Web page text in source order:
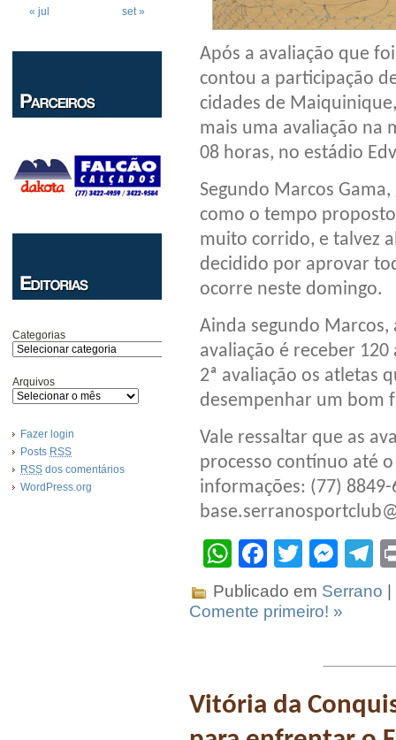
« jul set »
Categorias
Arquivos
Fazer login
Posts RSS
RSS dos comentários
WordPress.org
Após a avaliação que
contou a participação
cidades de
mais uma avaliação na
08 horas, no estádio
Segundo Marcos
como o tempo
muito corrido, e talvez
decidido por aprovar
ocorre neste domingo.
Ainda segundo
avaliação é receber
2ª avaliação os atletas
desempenhar um bom
Vale ressaltar que as
processo contínuo até
informações: (77)
WhatsApp
Facebook
Twitter
Publicado em Serrano
Comente primeiro! »
Vitória da